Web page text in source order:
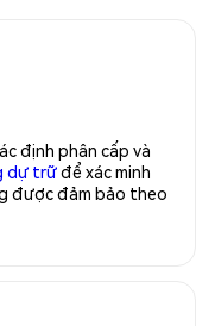
định phân cấp và
dự trữđể xác minh
được đảm bảo theo